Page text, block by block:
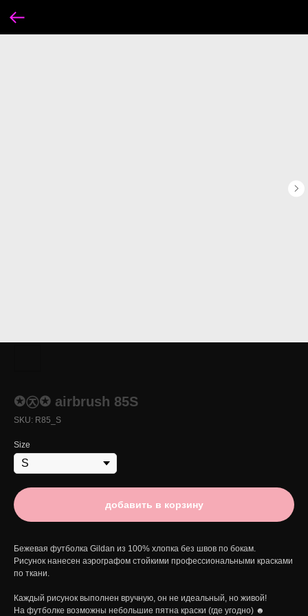
✪㉨✪ airbrush 85S
SKU: R85_S
Size
добавить в корзину
Бежевая футболка Gildan из 100% хлопка без швов по бокам.
Рисунок нанесен аэрографом стойкими профессиональными красками
по ткани.
Каждый рисунок выполнен вручную, он не идеальный, но живой!
На футболке возможны небольшие пятна краски (где угодно) ☻